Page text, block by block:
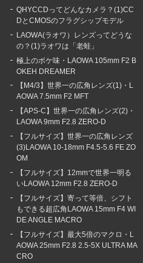
QHYCCDってどんなカメラ？(1)CC
DとCMOSのフラグシップモデル
LAOWA(ラオワ）レンズってどうな
の？(1)ラオワは「老蛙」
極上のボケ味・LAOWA 105mm F2 B
OKEH DREAMER
【M4/3】世界一の広角レンズ(1)・L
AOWA 7.5mm F2 MFT
【APS-C】世界一の広角レンズ(2)・
LAOWA 9mm F2.8 ZERO-D
【フルサイズ】世界一の広角レンズ
(3)LAOWA 10-18mm F4.5-5.6 FE ZO
OM
【フルサイズ】12mmで世界一明る
いLAOWA 12mm F2.8 ZERO-D
【フルサイズ】寄って等倍、シフト
もできる超広角LAOWA 15mm F4 WI
DE ANGLE MACRO
【フルサイズ】最大5倍のマクロ・L
AOWA 25mm F2.8 2.5-5X ULTRA MA
CRO